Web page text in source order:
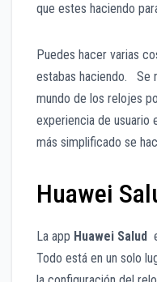
que estes haciendo
Puedes hacer varias
estabas haciendo. Se
mundo de los relojes
experiencia de usuario
más simplificado se
Huawei
La app Huawei Salud
Todo está en un solo